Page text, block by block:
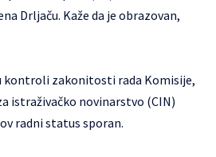
Drljaču. Kaže da je obrazovan,
kontroli zakonitosti rada Komisije,
istraživačko novinarstvo (CIN)
radni status sporan.